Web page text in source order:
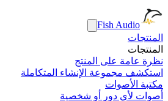
Fish Audio
المنتجات
المنتجات
نظرة عامة على المنتج
استكشف مجموعة الإنشاء المتكاملة
مكتبة الأصوات
أصوات لأي دور أو شخصية